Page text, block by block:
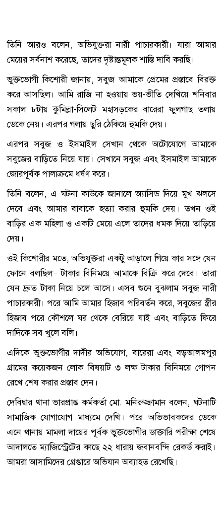
তিনি আরও বলেন, অভিযুক্তরা নারী পাচারকারী। যারা আমার
মেয়ের সর্বনাশ করেছে, তাদের দৃষ্টান্তমূলক শাস্তি দাবি করছি।
ভুক্তভোগী কিশোরী জানায়, সবুজ আমাকে প্রেমের প্রস্তাবে বিরক্ত
করে আসছিল। আমি রাজি না হওয়ায় ভয়-ভীতি দেখিয়ে শনিবার
সকাল ৮টায় কুমিল্লা-সিলেট মহাসড়কের বারেরা ফুলগাছ তলায়
ডেকে নেয়। এরপর গলায় ছুরি ঠেকিয়ে হুমকি দেয়।
এরপর সবুজ ও ইসমাইল সেখান থেকে অটোযোগে আমাকে
সবুজের বাড়িতে নিয়ে যায়। সেখানে সবুজ এবং ইসমাইল আমাকে
জোরপূর্বক পালাক্রমে ধর্ষণ করে।
তিনি বলেন, এ ঘটনা কাউকে জানালে অ্যাসিড দিয়ে মুখ ঝলসে
দেবে এবং আমার বাবাকে হত্যা করার হুমকি দেয়। তখন ওই
বাড়ির এক মহিলা ও একটি মেয়ে এলে তাদের ধমক দিয়ে তাড়িয়ে
দেয়।
ওই কিশোরীর মতে, অভিযুক্তরা একটু আড়ালে গিয়ে কার সঙ্গে যেন
ফোনে বলছিল– টাকার বিনিময়ে আমাকে বিক্রি করে দেবে। তারা
যেন দ্রুত টাকা নিয়ে চলে আসে। এসব শুনে বুঝলাম সবুজ নারী
পাচারকারী। পরে আমি আমার হিজাব পরিবর্তন করে, সবুজের স্ত্রীর
হিজাব পরে কৌশলে ঘর থেকে বেরিয়ে যাই এবং বাড়িতে ফিরে
দাদিকে সব খুলে বলি।
এদিকে ভুক্তভোগীর দাদীর অভিযোগ, বারেরা এবং বড়আলমপুর
গ্রামের কয়েকজন লোক বিষয়টি ৩ লক্ষ টাকার বিনিময়ে গোপন
রেখে শেষ করার প্রস্তাব দেন।
দেবিদ্বার থানা ভারপ্রাপ্ত কর্মকর্তা মো. মনিরুজ্জামান বলেন, ঘটনাটি
সামাজিক যোগাযোগ মাধ্যমে দেখি। পরে অভিভাবকদের ডেকে
এনে থানায় মামলা দায়ের পূর্বক ভুক্তভোগীর ডাক্তারি পরীক্ষা শেষে
আদালতে ম‍্যাজিস্ট্রেটের কাছে ২২ ধারায় জবানবন্দি রেকর্ড করাই।
আমরা আসামিদের গ্রেপ্তারে অভিযান অব্যাহত রেখেছি।